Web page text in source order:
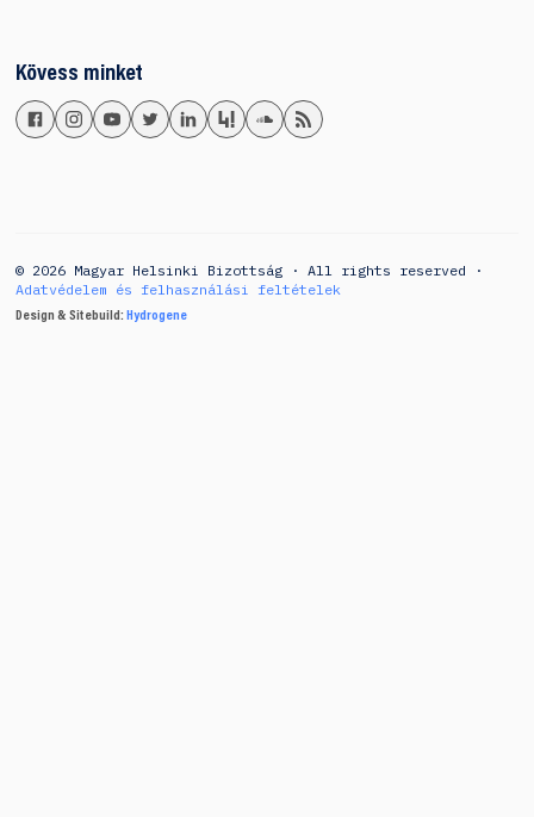
Kövess minket
© 2026 Magyar Helsinki Bizottság · All rights reserved ·
Adatvédelem és felhasználási feltételek
Design & Sitebuild: Hydrogene